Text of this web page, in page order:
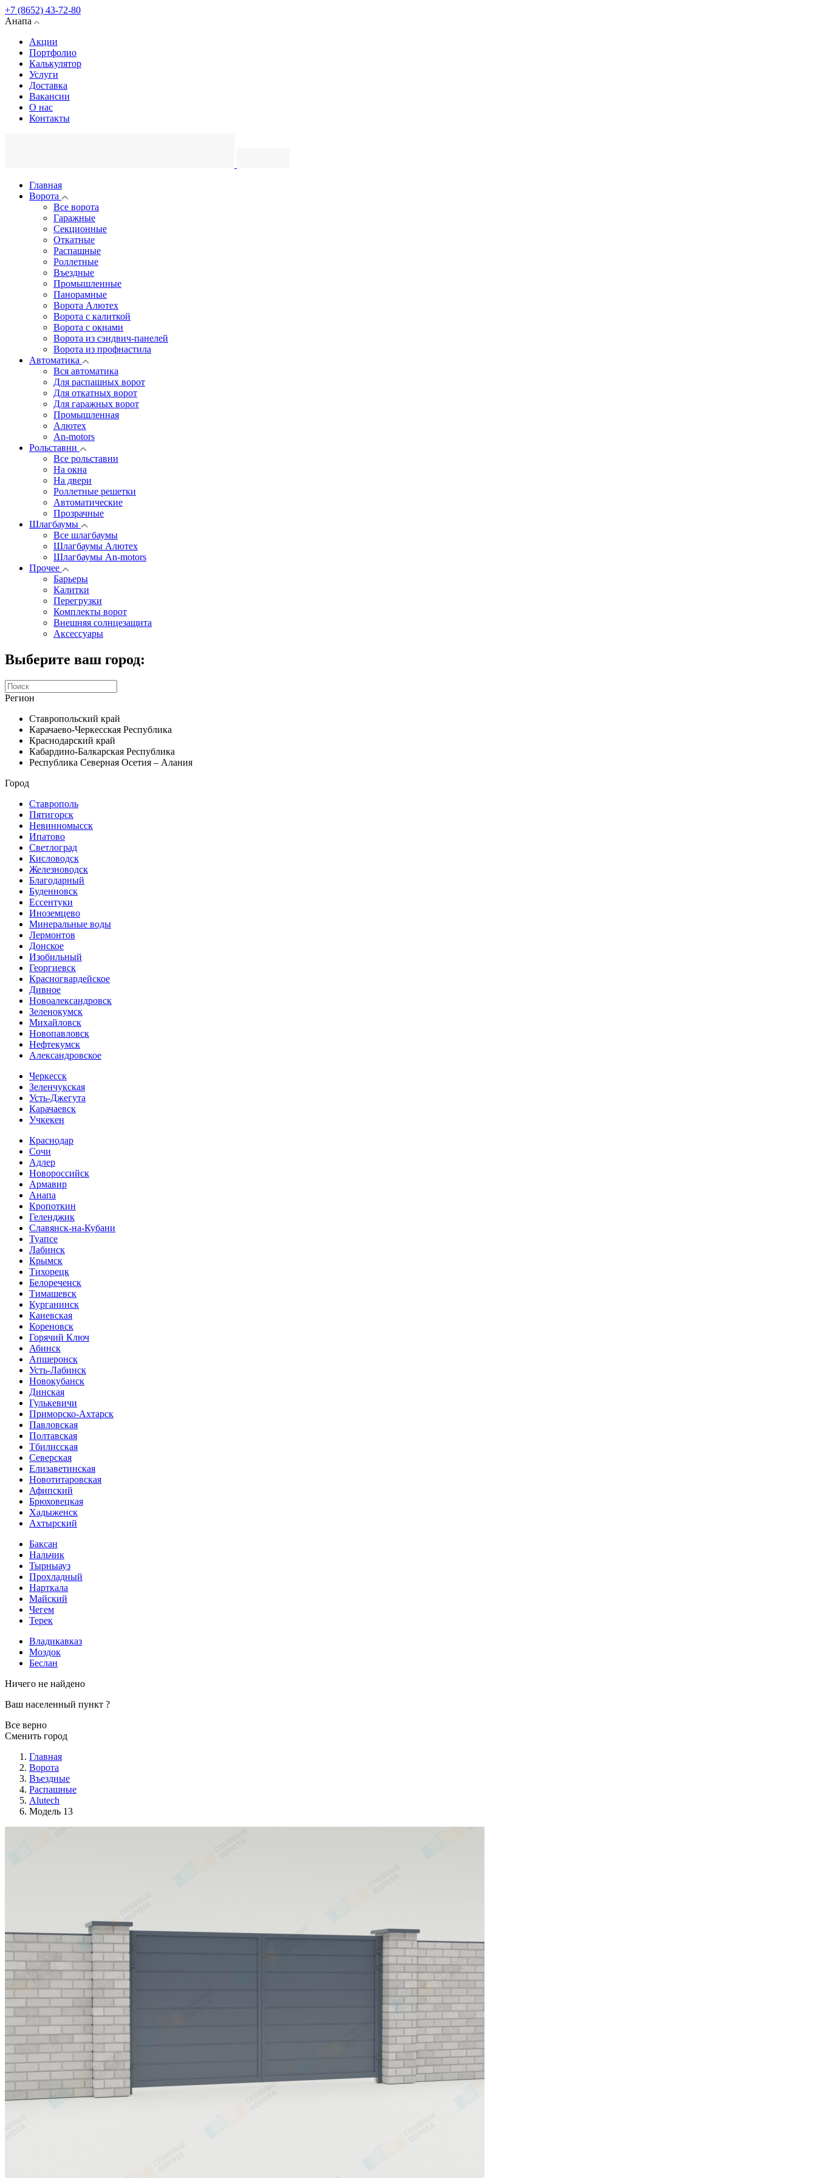
+7 (8652) 43-72-80
Анапа
Акции
Портфолио
Калькулятор
Услуги
Доставка
Вакансии
О нас
Контакты
Главная
Ворота
Все ворота
Гаражные
Секционные
Откатные
Распашные
Роллетные
Въездные
Промышленные
Панорамные
Ворота Алютех
Ворота с калиткой
Ворота c окнами
Ворота из сэндвич-панелей
Ворота из профнастила
Автоматика
Вся автоматика
Для распашных ворот
Для откатных ворот
Для гаражных ворот
Промышленная
Алютех
An-motors
Рольставни
Все рольставни
На окна
На двери
Роллетные решетки
Автоматические
Прозрачные
Шлагбаумы
Все шлагбаумы
Шлагбаумы Алютех
Шлагбаумы An-motors
Прочее
Барьеры
Калитки
Перегрузки
Комплекты ворот
Внешняя солнцезащита
Аксессуары
Выберите ваш город:
Регион
Ставропольский край
Карачаево-Черкесская Республика
Краснодарский край
Кабардино-Балкарская Республика
Республика Северная Осетия – Алания
Город
Ставрополь
Пятигорск
Невинномысск
Ипатово
Светлоград
Кисловодск
Железноводск
Благодарный
Буденновск
Ессентуки
Иноземцево
Минеральные воды
Лермонтов
Донское
Изобильный
Георгиевск
Красногвардейское
Дивное
Новоалександровск
Зеленокумск
Михайловск
Новопавловск
Нефтекумск
Александровское
Черкесск
Зеленчукская
Усть-Джегута
Карачаевск
Учкекен
Краснодар
Сочи
Адлер
Новороссийск
Армавир
Анапа
Кропоткин
Геленджик
Славянск-на-Кубани
Туапсе
Лабинск
Крымск
Тихорецк
Белореченск
Тимашевск
Курганинск
Каневская
Кореновск
Горячий Ключ
Абинск
Апшеронск
Усть-Лабинск
Новокубанск
Динская
Гулькевичи
Приморско-Ахтарск
Павловская
Полтавская
Тбилисская
Северская
Елизаветинская
Новотитаровская
Афипский
Брюховецкая
Хадыженск
Ахтырский
Баксан
Нальчик
Тырныауз
Прохладный
Нарткала
Майский
Чегем
Терек
Владикавказ
Моздок
Беслан
Ничего не найдено
Ваш населенный пункт ?
Все верно
Сменить город
Главная
Ворота
Въездные
Распашные
Alutech
Модель 13